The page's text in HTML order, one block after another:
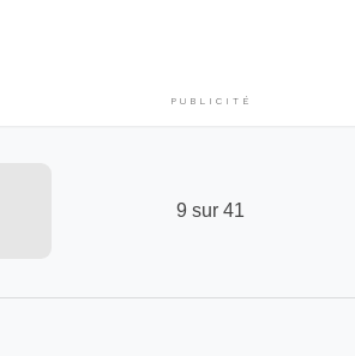
PUBLICITÉ
9 sur 41